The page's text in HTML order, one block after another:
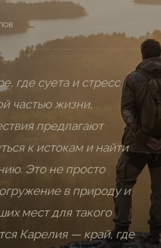
где суета и стресс
частью жизни,
предлагают
к истокам и найти
Это не просто
в природу и
мест для такого
Карелия — край, где